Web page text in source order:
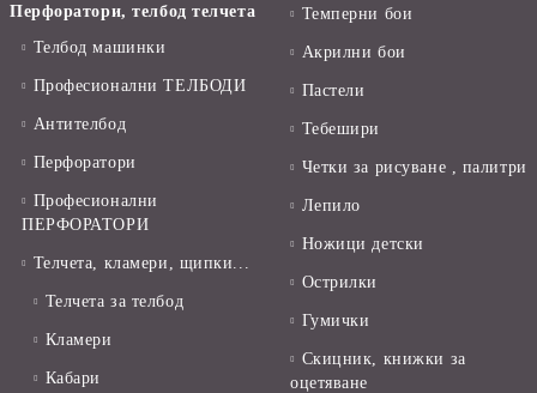
Перфоратори, телбод телчета
Телбод машинки
Професионални ТЕЛБОДИ
Антителбод
Перфоратори
Професионални
ПЕРФОРАТОРИ
Телчета, кламери, щипки...
Телчета за телбод
Кламери
Кабари
Темперни бои
Акрилни бои
Пастели
Тебешири
Четки за рисуване , палитри
Лепило
Ножици детски
Острилки
Гумички
Скицник, книжки за
оцетяване